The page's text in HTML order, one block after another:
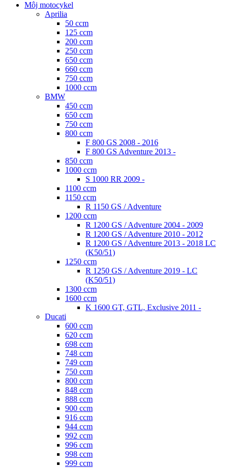
Môj motocykel
Aprilia
50 ccm
125 ccm
200 ccm
250 ccm
650 ccm
660 ccm
750 ccm
1000 ccm
BMW
450 ccm
650 ccm
750 ccm
800 ccm
F 800 GS 2008 - 2016
F 800 GS Adventure 2013 -
850 ccm
1000 ccm
S 1000 RR 2009 -
1100 ccm
1150 ccm
R 1150 GS / Adventure
1200 ccm
R 1200 GS / Adventure 2004 - 2009
R 1200 GS / Adventure 2010 - 2012
R 1200 GS / Adventure 2013 - 2018 LC
(K50/51)
1250 ccm
R 1250 GS / Adventure 2019 - LC
(K50/51)
1300 ccm
1600 ccm
K 1600 GT, GTL, Exclusive 2011 -
Ducati
600 ccm
620 ccm
698 ccm
748 ccm
749 ccm
750 ccm
800 ccm
848 ccm
888 ccm
900 ccm
916 ccm
944 ccm
992 ccm
996 ccm
998 ccm
999 ccm